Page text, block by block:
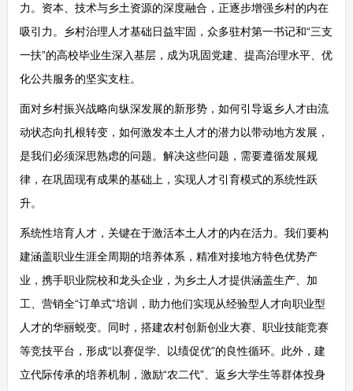
力。资本、技术与乡土资源的深度融合，正逐步增强乡村的内在
吸引力。乡村治理人才基础日益牢固，众多驻村第一书记和“三支
一扶”的高校毕业生深入基层，成为巩固党建、提高治理水平、优
化公共服务的坚实支柱。
面对乡村振兴战略向纵深发展的新形势，如何引导返乡人才由流
动状态向扎根转变，如何激发本土人才的潜力以带动地方发展，
是我们必须深思熟虑的问题。解决这些问题，需要遵循发展规
律，在巩固现有成果的基础上，实现人才引育模式的系统性跃
升。
系统性培育人才，关键在于激活本土人才的内在活力。我们要构
建涵盖职业生涯全周期的培养体系，精准对接地方特色优势产
业，携手职业院校和龙头企业，为乡土人才提供涵盖生产、加
工、营销全“订单式”培训，助力他们实现从经验型人才向职业型
人才的华丽蜕变。同时，搭建农村创新创业大赛、职业技能竞赛
等竞技平台，形成“以赛促学、以绩促优”的良性循环。此外，建
立代际传承的培养机制，激励“农二代”、返乡大学生等群体投身